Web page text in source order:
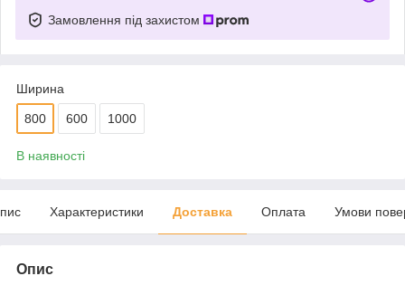
Замовлення під захистом
Ширина
800 600 1000
В наявності
Характеристики Доставка Оплата Умови
Опис